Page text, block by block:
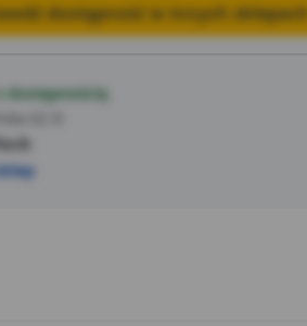
dostępność w innych sklepach
dostępnością